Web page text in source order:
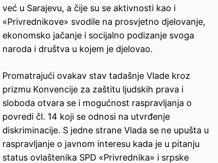
već u Sarajevu, a čije su se aktivnosti kao i
«Privrednikove» svodile na prosvjetno djelovanje,
ekonomsko jačanje i socijalno podizanje svoga
naroda i društva u kojem je djelovao.
Promatrajući ovakav stav tadašnje Vlade kroz
prizmu Konvencije za zaštitu ljudskih prava i
sloboda otvara se i mogućnost raspravljanja o
povredi čl. 14 koji se odnosi na utvrđenje
diskriminacije. S jedne strane Vlada se ne upušta u
raspravljanje o javnom interesu kada je u pitanju
status ovlaštenika SPD «Privrednika» i srpske